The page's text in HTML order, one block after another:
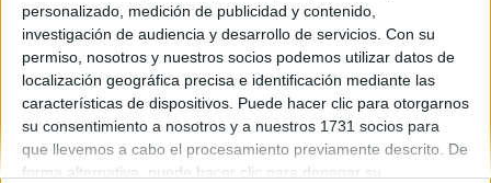
personalizado, medición de publicidad y contenido,
investigación de audiencia y desarrollo de servicios. Con su
permiso, nosotros y nuestros socios podemos utilizar datos de
localización geográfica precisa e identificación mediante las
características de dispositivos. Puede hacer clic para otorgarnos
su consentimiento a nosotros y a nuestros 1731 socios para
que llevemos a cabo el procesamiento previamente descrito. De
forma alternativa, puede hacer clic para denegar su